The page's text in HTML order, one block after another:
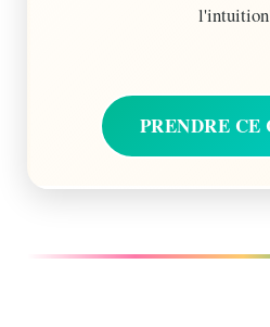
PRENDRE